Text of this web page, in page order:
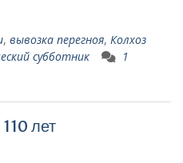
, вывозка перегноя, Колхоз
субботник
1
лет